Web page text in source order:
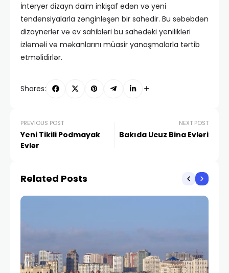
İnteryer dizayn daim inkişaf edən və yeni
tendensiyalarla zənginləşən bir sahədir. Bu səbəbdən
dizaynerlər və ev sahibləri bu sahədəki yenilikləri
izləməli və məkanlarını müasir yanaşmalarla tərtib
etməlidirlər.
Shares:
PREVIOUS POST
Yeni Tikili Podmayak
Evlər
NEXT POST
Bakıda Ucuz Bina Evləri
Related Posts